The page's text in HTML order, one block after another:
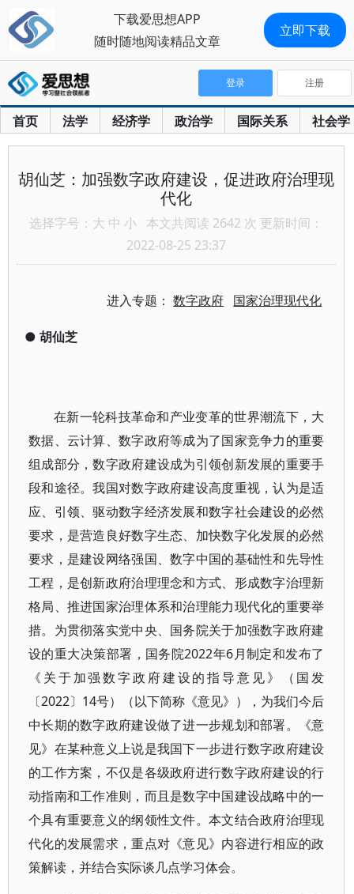
首页 法学 经济学 政治学 国际关系 社会学
登录 注册
胡仙芝：加强数字政府建设，促进政府治理现
代化
选择字号： 大 中 小 本文共阅读 2642 次 更新时间：
2022-08-25 23:37
进入专题：数字政府 国家治理现代化
● 胡仙芝
在新一轮科技革命和产业变革的世界潮流下，大
数据、云计算、数字政府等成为了国家竞争力的重要
组成部分，数字政府建设成为引领创新发展的重要手
段和途径。我国对数字政府建设高度重视，认为是适
应、引领、驱动数字经济发展和数字社会建设的必然
要求，是营造良好数字生态、加快数字化发展的必然
要求，是建设网络强国、数字中国的基础性和先导性
工程，是创新政府治理理念和方式、形成数字治理新
格局、推进国家治理体系和治理能力现代化的重要举
措。为贯彻落实党中央、国务院关于加强数字政府建
设的重大决策部署，国务院2022年6月制定和发布了
《关于加强数字政府建设的指导意见》（国发
〔2022〕14号）（以下简称《意见》），为我们今后
中长期的数字政府建设做了进一步规划和部署。《意
见》在某种意义上说是我国下一步进行数字政府建设
的工作方案，不仅是各级政府进行数字政府建设的行
动指南和工作准则，而且是数字中国建设战略中的一
个具有重要意义的纲领性文件。本文结合政府治理现
代化的发展需求，重点对《意见》内容进行相应的政
策解读，并结合实际谈几点学习体会。
下载爱思想APP
随时随地阅读精品文章
立即下载